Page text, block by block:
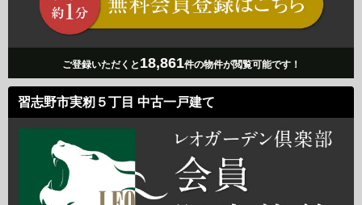
ご登録いただくと 18,861件の物件が閲覧可能です！
習志野市実籾５丁目 中古一戸建て